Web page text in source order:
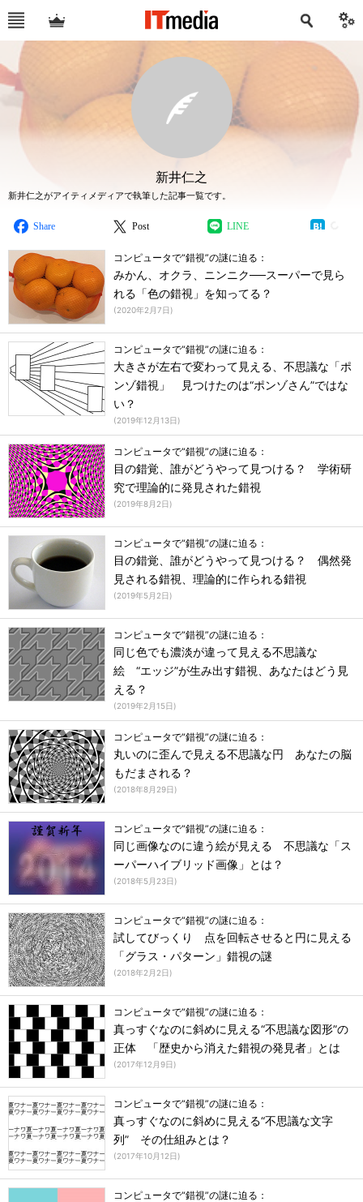
新井仁之
新井仁之がアイティメディアで執筆した記事一覧です。
Share Post LINE
コンピュータで“錯視”の謎に迫る：
みかん、オクラ、ニンニク──スーパーで見ら
れる「色の錯視」を知ってる？
(2020年2月7日)
コンピュータで“錯視”の謎に迫る：
大きさが左右で変わって見える、不思議な「ポ
ンゾ錯視」 見つけたのは“ポンゾさん”ではな
い？
(2019年12月13日)
コンピュータで“錯視”の謎に迫る：
目の錯覚、誰がどうやって見つける？ 学術研
究で理論的に発見された錯視
(2019年8月2日)
コンピュータで“錯視”の謎に迫る：
目の錯覚、誰がどうやって見つける？ 偶然発
見される錯視、理論的に作られる錯視
(2019年5月2日)
コンピュータで“錯視”の謎に迫る：
同じ色でも濃淡が違って見える不思議な
絵 “エッジ”が生み出す錯視、あなたはどう見
える？
(2019年2月15日)
コンピュータで“錯視”の謎に迫る：
丸いのに歪んで見える不思議な円 あなたの脳
もだまされる？
(2018年8月29日)
コンピュータで“錯視”の謎に迫る：
同じ画像なのに違う絵が見える 不思議な「ス
ーパーハイブリッド画像」とは？
(2018年5月23日)
コンピュータで“錯視”の謎に迫る：
試してびっくり 点を回転させると円に見える
「グラス・パターン」錯視の謎
(2018年2月2日)
コンピュータで“錯視”の謎に迫る：
真っすぐなのに斜めに見える“不思議な図形”の
正体 「歴史から消えた錯視の発見者」とは
(2017年12月9日)
コンピュータで“錯視”の謎に迫る：
真っすぐなのに斜めに見える“不思議な文字
列” その仕組みとは？
(2017年10月12日)
コンピュータで“錯視”の謎に迫る：